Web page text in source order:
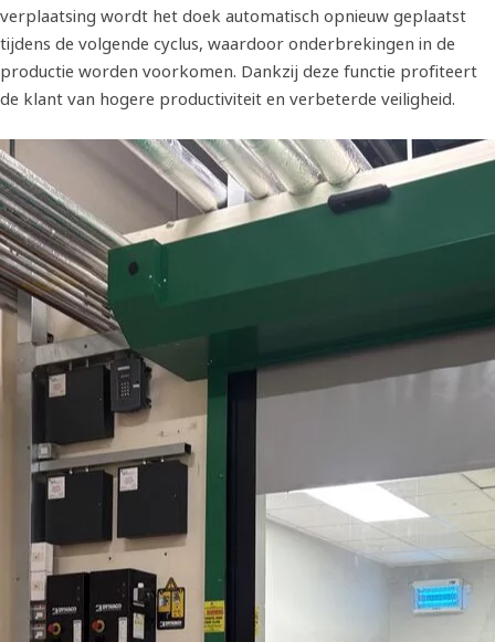
verplaatsing wordt het doek automatisch opnieuw geplaatst
tijdens de volgende cyclus, waardoor onderbrekingen in de
productie worden voorkomen. Dankzij deze functie profiteert
de klant van hogere productiviteit en verbeterde veiligheid.